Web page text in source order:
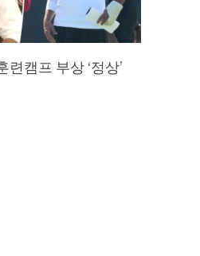
캠프 부상 ‘정상’